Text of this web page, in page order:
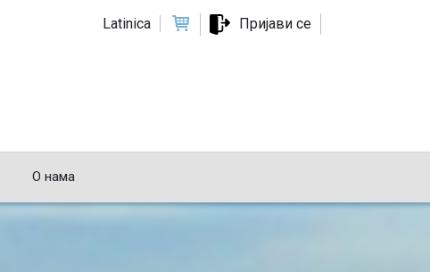
Latinica Пријави се
О нама